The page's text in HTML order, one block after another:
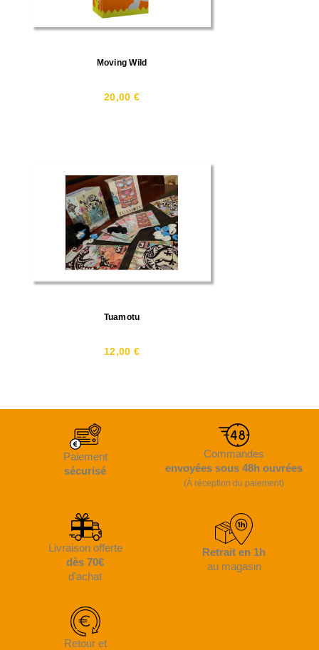
Moving Wild
20,00 €
Tuamotu
12,00 €
Paiement
sécurisé
Commandes
envoyées sous 48h ouvrées
(À réception du paiement)
Livraison offerte
dès 70€
d'achat
Retrait en 1h
au magasin
Retour et